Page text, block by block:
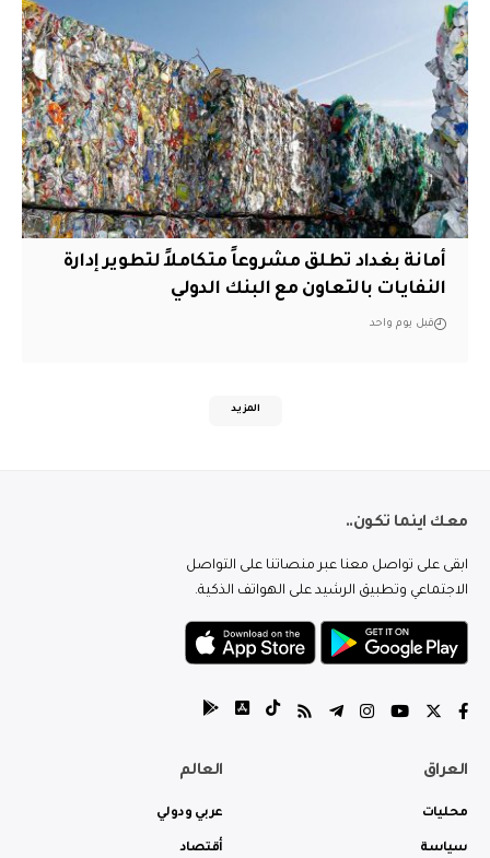
أمانة بغداد تطلق مشروعاً متكاملاً لتطوير إدارة
النفايات بالتعاون مع البنك الدولي
قبل يوم واحد
المزيد
معك اينما تكون..
ابقى على تواصل معنا عبر منصاتنا على التواصل
الاجتماعي وتطبيق الرشيد على الهواتف الذكية.
العراق
محليات
سياسة
العالم
عربي ودولي
أقتصاد